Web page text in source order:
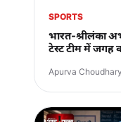
SPORTS
भारत-श्रीलंका
टेस्ट टीम में जगह
Apurva Choudhary